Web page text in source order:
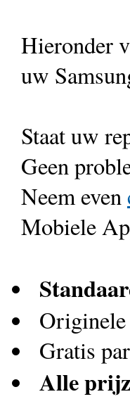
Hieronder
uw
Staat uw
Geen
Neem even
Mobiele
Gratis
Alle